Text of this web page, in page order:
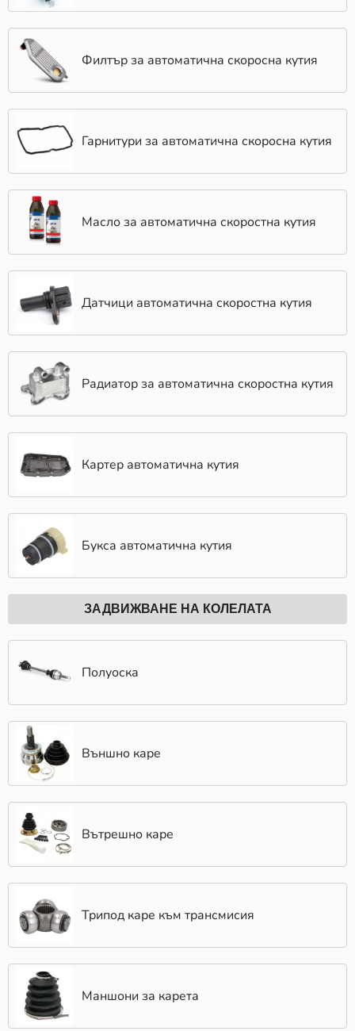
Филтър за автоматична скоросна кутия
Гарнитури за автоматична скоросна кутия
Масло за автоматична скоростна кутия
Датчици автоматична скоростна кутия
Радиатор за автоматична скоростна кутия
Картер автоматична кутия
Букса автоматична кутия
ЗАДВИЖВАНЕ НА КОЛЕЛАТА
Полуоска
Външно каре
Вътрешно каре
Трипод каре към трансмисия
Маншони за карета